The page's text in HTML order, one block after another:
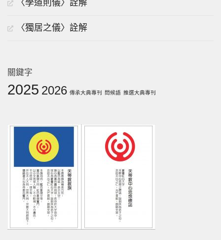
〈學道則儀〉詮解
〈獨居之儀〉詮解
關鍵字
2025 2026 傳承大典專刊 問候語 推選大典專刊